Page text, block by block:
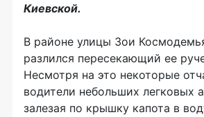
Киевской.
В районе улицы Зои
разлился пересекающий ее
Несмотря на это некоторые
водители небольших легковых
залезая по крышку капота в